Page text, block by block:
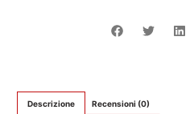
Descrizione Recensioni (0)